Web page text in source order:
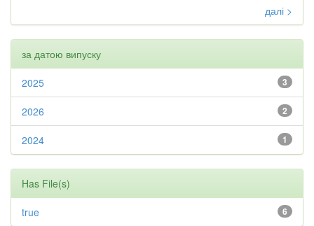
далі >
за датою випуску
3
2025
2
2026
1
2024
Has File(s)
6
true